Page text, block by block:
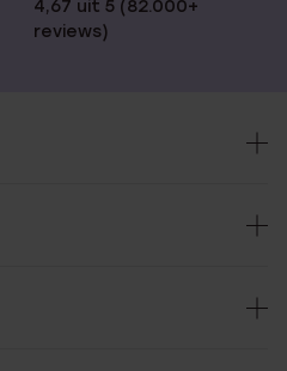
4,67 uit 5 (82.000+
reviews)